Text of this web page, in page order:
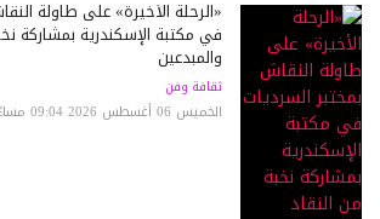
«الرحلة الأخيرة» على طاولة
في مكتبة الإسكندرية بمشاركة
والمبدعين
ثقافة وفن
الخميس 06 أغسطس 2026 09:04 مساءً